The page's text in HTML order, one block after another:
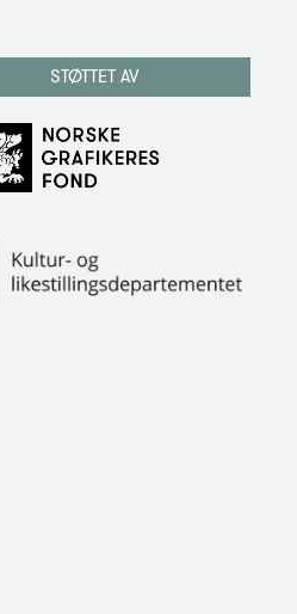
STØTTET AV